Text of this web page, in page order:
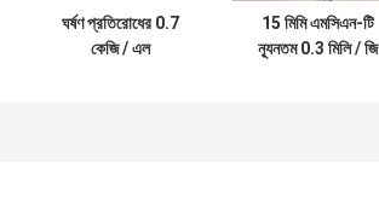
ঘর্ষণ প্রতিরোধের 0.7
কেজি / এল
15 মিমি এমসিএন-টি
ন্যূনতম 0.3 মিলি / জি